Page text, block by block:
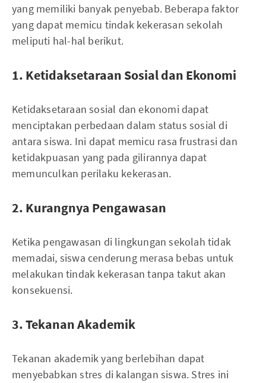
yang memiliki banyak penyebab. Beberapa faktor
yang dapat memicu tindak kekerasan sekolah
meliputi hal-hal berikut.
1. Ketidaksetaraan Sosial dan Ekonomi
Ketidaksetaraan sosial dan ekonomi dapat
menciptakan perbedaan dalam status sosial di
antara siswa. Ini dapat memicu rasa frustrasi dan
ketidakpuasan yang pada gilirannya dapat
memunculkan perilaku kekerasan.
2. Kurangnya Pengawasan
Ketika pengawasan di lingkungan sekolah tidak
memadai, siswa cenderung merasa bebas untuk
melakukan tindak kekerasan tanpa takut akan
konsekuensi.
3. Tekanan Akademik
Tekanan akademik yang berlebihan dapat
menyebabkan stres di kalangan siswa. Stres ini